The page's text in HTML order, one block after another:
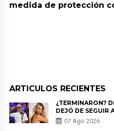
medida de protección
ARTICULOS RECIENTES
¿TERMINARON?
DEJÓ DE SEGUIR
HERRERA Y
DE PÓDCAST
07 Ago 2026